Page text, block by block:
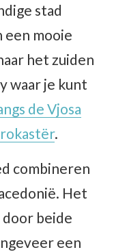
stad
een mooie
het zuiden
waar je kunt
de Vjosa
.
combineren
Het
beide
een